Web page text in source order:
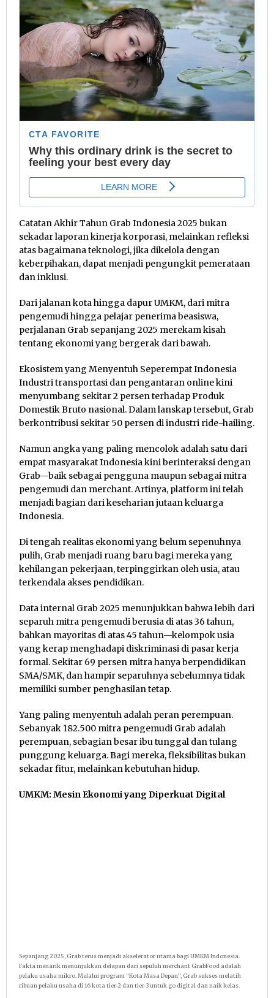
Catatan Akhir Tahun Grab Indonesia 2025 bukan
sekadar laporan kinerja korporasi, melainkan refleksi
atas bagaimana teknologi, jika dikelola dengan
keberpihakan, dapat menjadi pengungkit pemerataan
dan inklusi.
Dari jalanan kota hingga dapur UMKM, dari mitra
pengemudi hingga pelajar penerima beasiswa,
perjalanan Grab sepanjang 2025 merekam kisah
tentang ekonomi yang bergerak dari bawah.
Ekosistem yang Menyentuh Seperempat Indonesia
Industri transportasi dan pengantaran online kini
menyumbang sekitar 2 persen terhadap Produk
Domestik Bruto nasional. Dalam lanskap tersebut, Grab
berkontribusi sekitar 50 persen di industri ride-hailing.
Namun angka yang paling mencolok adalah satu dari
empat masyarakat Indonesia kini berinteraksi dengan
Grab—baik sebagai pengguna maupun sebagai mitra
pengemudi dan merchant. Artinya, platform ini telah
menjadi bagian dari keseharian jutaan keluarga
Indonesia.
Di tengah realitas ekonomi yang belum sepenuhnya
pulih, Grab menjadi ruang baru bagi mereka yang
kehilangan pekerjaan, terpinggirkan oleh usia, atau
terkendala akses pendidikan.
Data internal Grab 2025 menunjukkan bahwa lebih dari
separuh mitra pengemudi berusia di atas 36 tahun,
bahkan mayoritas di atas 45 tahun—kelompok usia
yang kerap menghadapi diskriminasi di pasar kerja
formal. Sekitar 69 persen mitra hanya berpendidikan
SMA/SMK, dan hampir separuhnya sebelumnya tidak
memiliki sumber penghasilan tetap.
Yang paling menyentuh adalah peran perempuan.
Sebanyak 182.500 mitra pengemudi Grab adalah
perempuan, sebagian besar ibu tunggal dan tulang
punggung keluarga. Bagi mereka, fleksibilitas bukan
sekadar fitur, melainkan kebutuhan hidup.
UMKM: Mesin Ekonomi yang Diperkuat Digital
Sepanjang 2025, Grab terus menjadi akselerator utama bagi UMKM Indonesia.
Fakta menarik menunjukkan delapan dari sepuluh merchant GrabFood adalah
pelaku usaha mikro. Melalui program “Kota Masa Depan”, Grab sukses melatih
ribuan pelaku usaha di 16 kota tier-2 dan tier-3 untuk go digital dan naik kelas.